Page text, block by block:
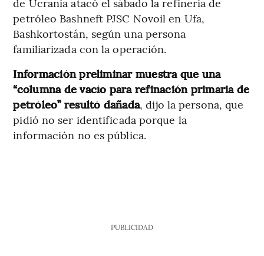
petróleo Bashneft PJSC Novoil en Ufa,
Bashkortostán, según una persona
familiarizada con la operación.
Información preliminar muestra que una
“columna de vacío para refinación primaria de
petróleo” resultó dañada, dijo la persona, que
pidió no ser identificada porque la
información no es pública.
PUBLICIDAD